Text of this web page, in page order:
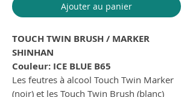
Ajouter au panier
TOUCH TWIN BRUSH / MARKER
SHINHAN
Couleur: ICE BLUE B65
Les feutres à alcool Touch Twin Marker
(noir) et les Touch Twin Brush (blanc)